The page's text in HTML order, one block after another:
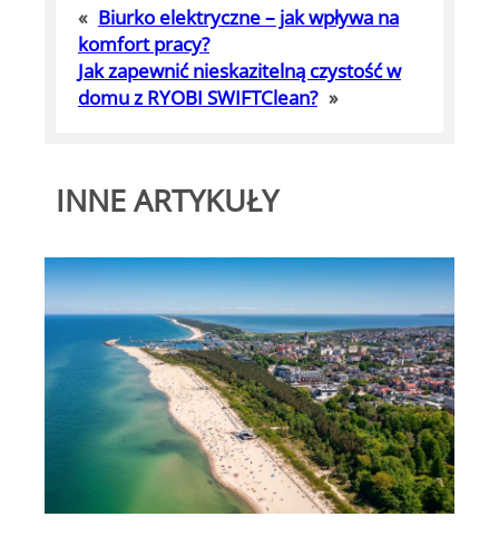
« Biurko elektryczne – jak wpływa na
komfort pracy?
Jak zapewnić nieskazitelną czystość w
domu z RYOBI SWIFTClean? »
INNE ARTYKUŁY